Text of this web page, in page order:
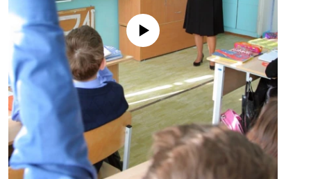
No media source currently available